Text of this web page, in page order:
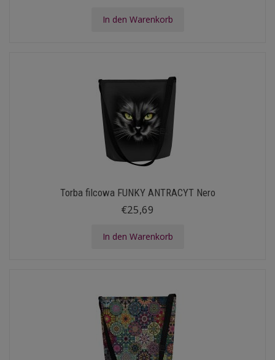
In den Warenkorb
Torba filcowa FUNKY ANTRACYT Nero
€25,69
In den Warenkorb